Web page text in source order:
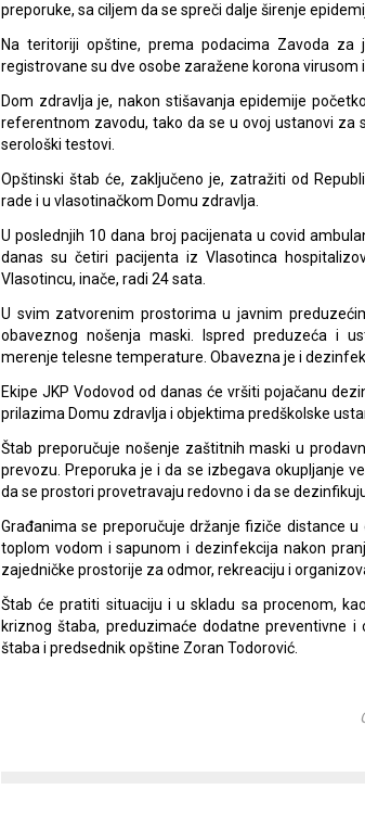
preporuke, sa ciljem da se spreči dalje širenje
Na teritoriji opštine, prema podacima Zavoda
registrovane su dve osobe zaražene korona virusom
Dom zdravlja je, nakon stišavanja epidemije
referentnom zavodu, tako da se u ovoj ustanovi za
serološki testovi.
Opštinski štab će, zaključeno je, zatražiti od
rade i u vlasotinačkom Domu zdravlja.
U poslednjih 10 dana broj pacijenata u covid
danas su četiri pacijenta iz Vlasotinca
Vlasotincu, inače, radi 24 sata.
U svim zatvorenim prostorima u javnim
obaveznog nošenja maski. Ispred preduzeća i
merenje telesne temperature. Obavezna je i
Ekipe JKP Vodovod od danas će vršiti pojačanu
prilazima Domu zdravlja i objektima predškolske
Štab preporučuje nošenje zaštitnih maski u
prevozu. Preporuka je i da se izbegava okupljanje
da se prostori provetravaju redovno i da se
Građanima se preporučuje držanje fiziče distance
toplom vodom i sapunom i dezinfekcija nakon
zajedničke prostorije za odmor, rekreaciju i
Štab će pratiti situaciju i u skladu sa procenom,
kriznog štaba, preduzimaće dodatne preventivne
štaba i predsednik opštine Zoran Todorović.